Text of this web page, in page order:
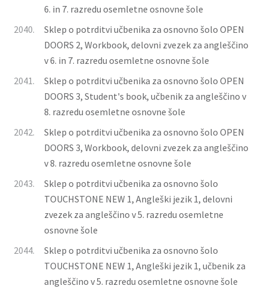
6. in 7. razredu osemletne osnovne šole
2040.
Sklep o potrditvi učbenika za osnovno šolo OPEN
DOORS 2, Workbook, delovni zvezek za angleščino
v 6. in 7. razredu osemletne osnovne šole
2041.
Sklep o potrditvi učbenika za osnovno šolo OPEN
DOORS 3, Student's book, učbenik za angleščino v
8. razredu osemletne osnovne šole
2042.
Sklep o potrditvi učbenika za osnovno šolo OPEN
DOORS 3, Workbook, delovni zvezek za angleščino
v 8. razredu osemletne osnovne šole
2043.
Sklep o potrditvi učbenika za osnovno šolo
TOUCHSTONE NEW 1, Angleški jezik 1, delovni
zvezek za angleščino v 5. razredu osemletne
osnovne šole
2044.
Sklep o potrditvi učbenika za osnovno šolo
TOUCHSTONE NEW 1, Angleški jezik 1, učbenik za
angleščino v 5. razredu osemletne osnovne šole